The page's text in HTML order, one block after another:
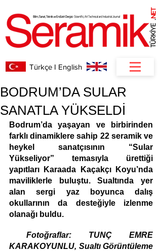
.
NET
Türkçe I English
BODRUM’DA SULAR
SANATLA YÜKSELDİ
Bodrum’da yaşayan ve birbirinden
farklı dinamiklere sahip 22 seramik ve
heykel sanatçısının “Sular
Yükseliyor” temasıyla ürettiği
yapıtları Karaada Kaçakçı Koyu’nda
maviliklerle buluştu. Sualtında yer
alan sergi yaz boyunca dalış
okullarının da desteğiyle izlenme
olanağı buldu.
KARAKOYUNLU, Sualtı Görüntüleme